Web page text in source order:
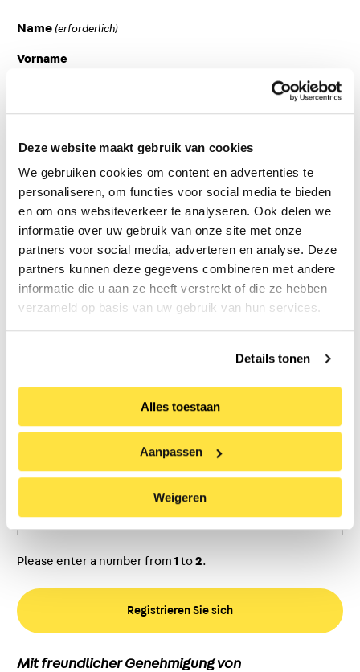
Deze website maakt gebruik van cookies
We gebruiken cookies om content en advertenties te
personaliseren, om functies voor social media te bieden
en om ons websiteverkeer te analyseren. Ook delen we
informatie over uw gebruik van onze site met onze
partners voor social media, adverteren en analyse. Deze
partners kunnen deze gegevens combineren met andere
informatie die u aan ze heeft verstrekt of die ze hebben
verzameld op basis van uw gebruik van hun services.
Details tonen
Alles toestaan
Aanpassen
Weigeren
Name (erforderlich)
Vorname
Name des Unternehmens oder der Einrichtung
E-Mail Adresse (erforderlich)
Anzahl der Personen (erforderlich)
Please enter a number from1 to2.
Mit freundlicher Genehmigung von